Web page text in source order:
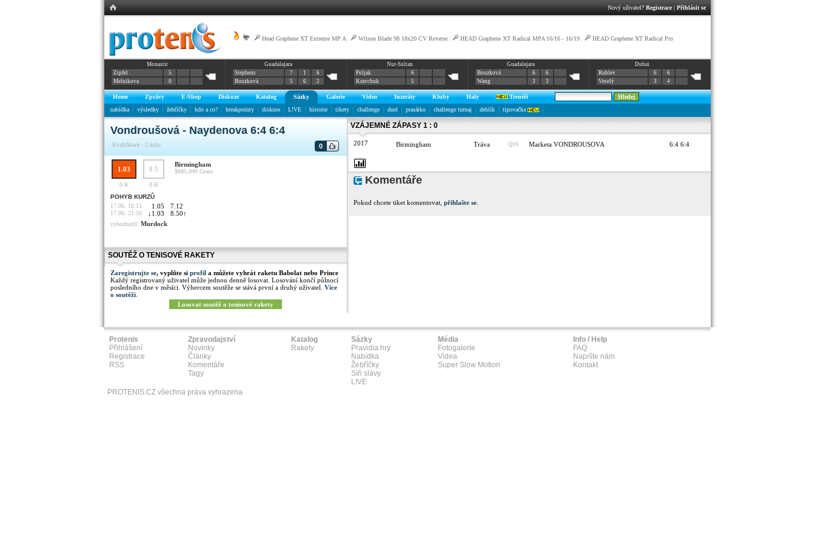
Nový uživatel? Registrace| Přihlásit se
Head Graphene XT Extreme MP A Wilson Blade 98 18x20 CV Reverse HEAD Graphene XT Radical MPA 16/16 - 16/19 HEAD Graphene XT Radical Pro
Monastir
Zipfel
5
Melnikova
0
Guadalajara
Stephens
7 1
6
Bouzková
5 6 2
Nur-Sultan
Poljak
6
Kravchuk
5
Guadalajara
Bouzková
6
6
Wang
3 3
Dubai
Rublev
6
6
Veselý
3 4
Home Zprávy E-Shop Diskuze Katalog Sázky Galerie Video Inzeráty Kluby Haly
Trenéři
nabídka
výsledky žebříčky kdo a co? breakpointy diskuse L!VE historie tikety challenge duel prasátko challenge turnaj deblík tipovačka
Vondroušová - Naydenova 6:4 6:4
Kvalifikace - 2.kolo 0
1.03 8.5
Birmingham
$885,040 Grass
0 K
0 K
POHYB KURZŮ
17.06. 16:15
1.05 7.12
17.06. 21:50 ↓ 1.03 8.50↑
vyhodnotil: Murdock
SOUTĚŽ O TENISOVÉ RAKETY
Zaregistrujte se, vyplňte si profil a můžete vyhrát raketu Babolat nebo Prince
Každý registrovaný uživatel může jednou denně losovat. Losování končí půlnocí
posledního dne v měsíci. Výhercem soutěže se stává první a druhý uživatel. Více
o soutěži
Losovat soutěž o tenisové rakety
VZÁJEMNÉ ZÁPASY 1 : 0
2017 Birmingham Tráva Q16 Marketa VONDROUSOVA 6:4 6:4
Komentáře
Pokud chcete tiket komentovat, přihlašte se
Protenis
Přihlášení
Registrace
RSS
Zpravodajství
Novinky
Články
Komentáře
Tagy
Katalog
Rakety
Sázky
Pravidla hry
Nabídka
Žebříčky
Síň slávy
L!VE
Média
Fotogalerie
Videa
Super Slow Motion
Info / Help
FAQ
Napište nám
Kontakt
PROTENIS.CZ všechna práva vyhrazena